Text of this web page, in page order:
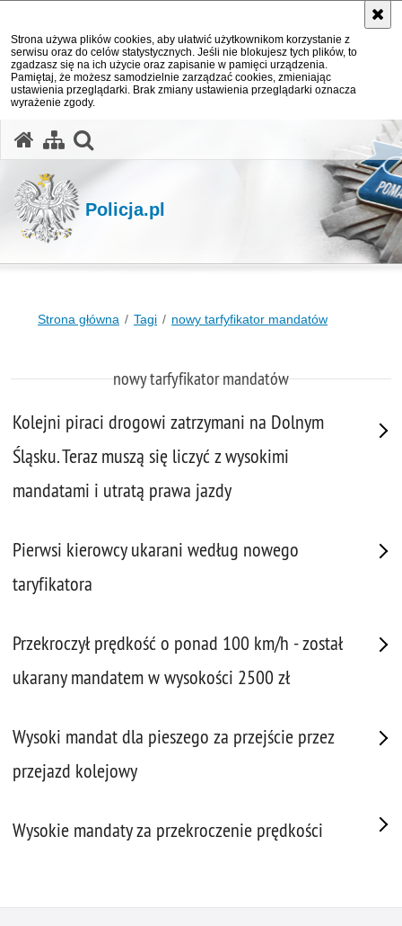
Strona używa plików cookies, aby ułatwić użytkownikom korzystanie z
serwisu oraz do celów statystycznych. Jeśli nie blokujesz tych plików, to
zgadzasz się na ich użycie oraz zapisanie w pamięci urządzenia.
Pamiętaj, że możesz samodzielnie zarządzać cookies, zmieniając
ustawienia przeglądarki. Brak zmiany ustawienia przeglądarki oznacza
wyrażenie zgody.
Policja.pl
Strona główna Tagi nowy tarfyfikator mandatów
nowy tarfyfikator mandatów
Kolejni piraci drogowi zatrzymani na Dolnym
Śląsku. Teraz muszą się liczyć z wysokimi
mandatami i utratą prawa jazdy
Pierwsi kierowcy ukarani według nowego
taryfikatora
Przekroczył prędkość o ponad 100 km/h - został
ukarany mandatem w wysokości 2500 zł
Wysoki mandat dla pieszego za przejście przez
przejazd kolejowy
Wysokie mandaty za przekroczenie prędkości